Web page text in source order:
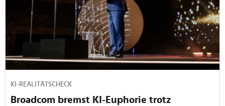
KI-REALITÄTSCHECK
Broadcom bremst KI-Euphorie trotz